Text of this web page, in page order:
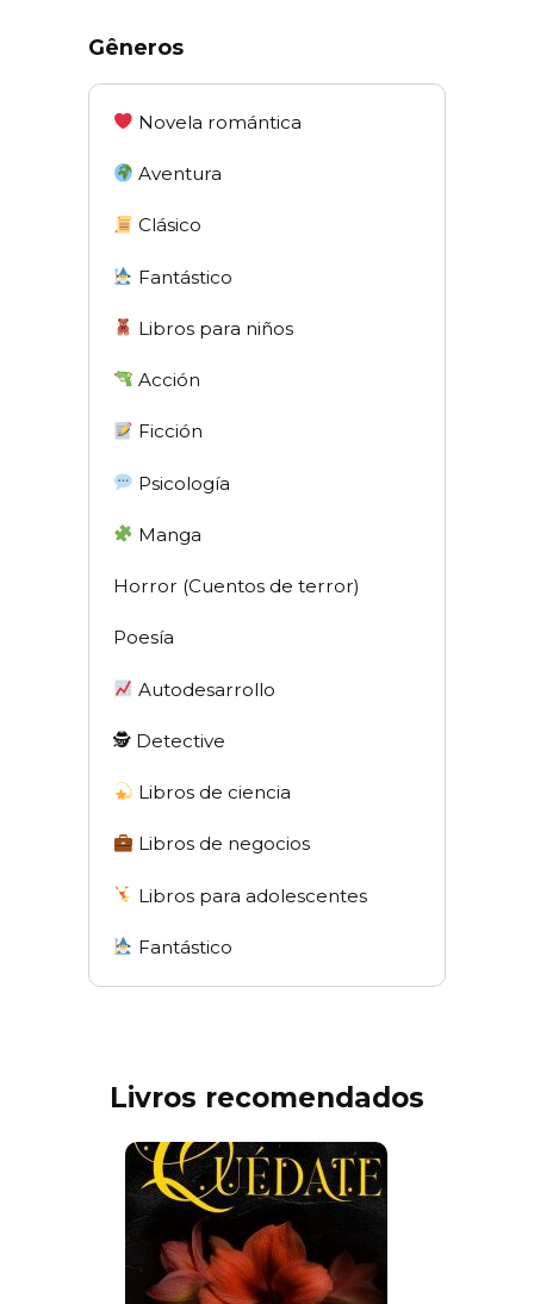
Gêneros
Novela romántica
Aventura
Clásico
Fantástico
Libros para niños
Acción
Ficción
Psicología
Manga
Horror (Cuentos de terror)
Poesía
Autodesarrollo
🕵 Detective
Libros de ciencia
Libros de negocios
Libros para adolescentes
Fantástico
Livros recomendados